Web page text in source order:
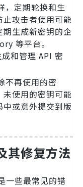
，定期轮换和生
攻击者使用可能
生成新密钥的企
等平台。
和管理 API 密
不再使用的密
使用的密钥可能
或意外提交到版
其修复方法
一些最常见的错